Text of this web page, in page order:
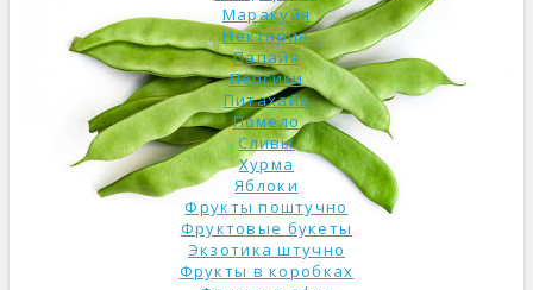
Маракуйя
Нектарин
Папайя
Персики
Питахайя
Помело
Сливы
Хурма
Яблоки
Фрукты поштучно
Фруктовые букеты
Экзотика штучно
Фрукты в коробках